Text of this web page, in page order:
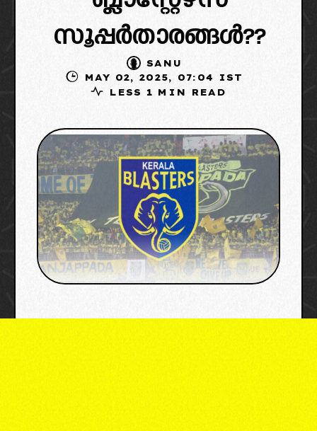
സൂപ്പർതാരങ്ങൾ??
SANU
MAY 02, 2025, 07:04 IST
LESS 1 MIN READ
image credit: x